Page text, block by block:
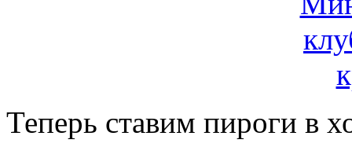
Теперь ставим пироги в